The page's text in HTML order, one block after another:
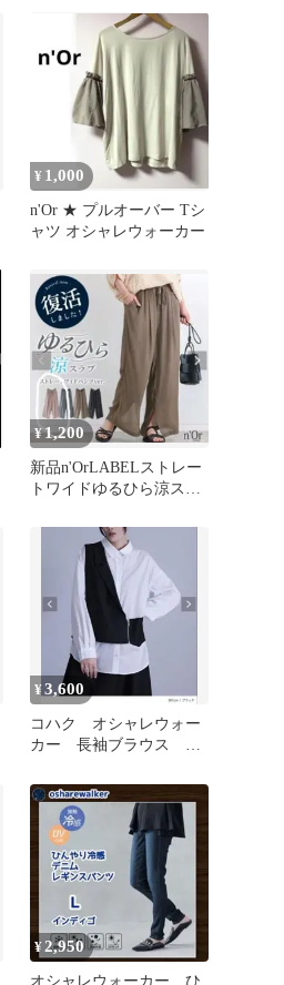
¥ 1,000
n'Or ★ プルオーバー Tシ
ャツ オシャレウォーカー
¥1,200
新品n'OrLABELストレー
トワイドゆるひら涼スラ
ーカー
¥3,600
コハク オシャレウォー
カー 長袖ブラウス シ
¥2,950
オシャレウォーカー ひ